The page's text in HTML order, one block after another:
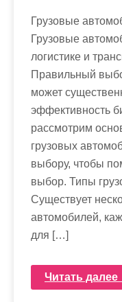
Грузовые
Грузовые
логистике и
Правильный
может
эффективность
рассмотрим
грузовых
выбору, чтобы
выбор. Типы
Существует
автомобилей,
для […]
Читать далее